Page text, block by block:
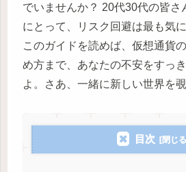
でいませんか？ 20代30代の皆さ
にとって、リスク回避は最も気
このガイドを読めば、仮想通貨
め方まで、あなたの不安をすっ
よ。さあ、一緒に新しい世界を
目次